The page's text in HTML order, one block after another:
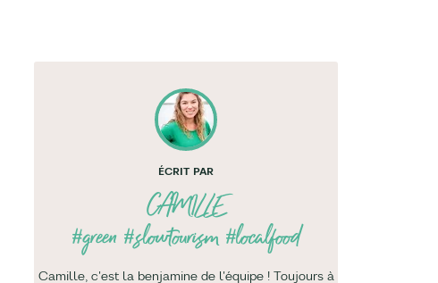
ÉCRIT PAR
CAMILLE
#green #slowtourism #localfood
Camille, c'est la benjamine de l'équipe ! Toujours à